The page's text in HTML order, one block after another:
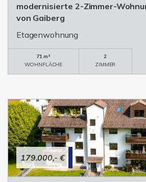
modernisierte 2-Zimmer-
von Gaiberg
Etagenwohnung
71 m²
WOHNFLÄCHE
2
ZIMMER
179.000,- €